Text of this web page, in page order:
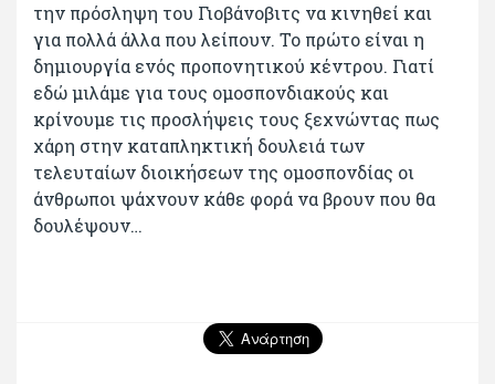
την πρόσληψη του Γιοβάνοβιτς να κινηθεί και
για πολλά άλλα που λείπουν. Το πρώτο είναι η
δημιουργία ενός προπονητικού κέντρου. Γιατί
εδώ μιλάμε για τους ομοσπονδιακούς και
κρίνουμε τις προσλήψεις τους ξεχνώντας πως
χάρη στην καταπληκτική δουλειά των
τελευταίων διοικήσεων της ομοσπονδίας οι
άνθρωποι ψάχνουν κάθε φορά να βρουν που θα
δουλέψουν…